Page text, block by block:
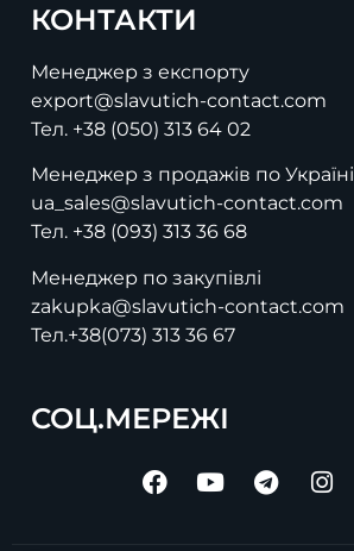
КОНТАКТИ
Менеджер з експорту
export@slavutich-contact.com
Тел. +38 (050) 313 64 02
Менеджер з продажів по Україні
ua_sales@slavutich-contact.com
Тел. +38 (093) 313 36 68
Менеджер по закупівлі
zakupka@slavutich-contact.com
Тел.+38(073) 313 36 67
СОЦ.МЕРЕЖІ